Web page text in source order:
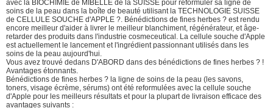
avec la BIOCHIMIE de MIBELLE de la SUISSE pour reformuler sa ligne de
soins de la peau dans la boîte de beauté utilisant la TECHNOLOGIE SUISSE
de CELLULE SOUCHE d'APPLE ?. Bénédictions de fines herbes ? est rendu
encore meilleur d'aider à livrer le meilleur blanchiment, régénérateur, et âge-
retarder des produits dans l'industrie cosmeceutical. La cellule souche d'Apple
est actuellement le lancement et l'ingrédient passionnant utilisés dans les
soins de la peau aujourd'hui.
Vous avez trouvé dedans D'ABORD dans des bénédictions de fines herbes ? !
Avantages étonnants.
Bénédictions de fines herbes ? la ligne de soins de la peau (les savons,
toners, visage écrème, sérums) ont été reformulées avec la cellule souche
d'Apple pour les meilleurs résultats et pour la plupart de livraison efficace des
avantages suivants :